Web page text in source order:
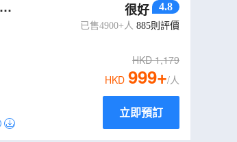
很好 4.8
已售4900+人 885則評價
HKD1,179
HKD 999+/人
立即預訂